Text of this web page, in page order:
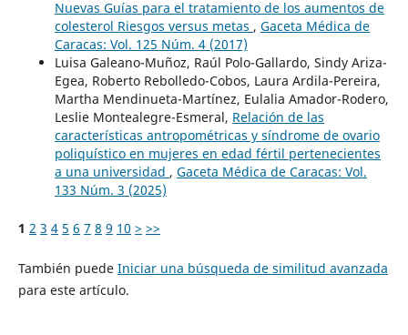
Nuevas Guías para el tratamiento de los aumentos de
colesterol Riesgos versus metas , Gaceta Médica de
Caracas: Vol. 125 Núm. 4 (2017)
Luisa Galeano-Muñoz, Raúl Polo-Gallardo, Sindy Ariza-
Egea, Roberto Rebolledo-Cobos, Laura Ardila-Pereira,
Martha Mendinueta-Martínez, Eulalia Amador-Rodero,
Leslie Montealegre-Esmeral, Relación de las
características antropométricas y síndrome de ovario
poliquístico en mujeres en edad fértil pertenecientes
a una universidad , Gaceta Médica de Caracas: Vol.
133 Núm. 3 (2025)
1 2 3 4 5 6 7 8 9 10 > >>
También puede Iniciar una búsqueda de similitud avanzada
para este artículo.